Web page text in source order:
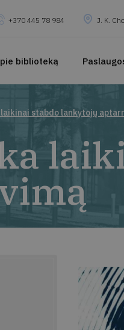
+370 445 78 984 J. K.
biblioteką
stabdo lankytojų